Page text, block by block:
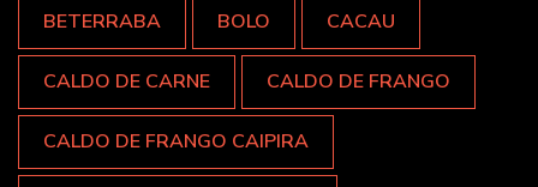
BETERRABA BOLO CACAU
CALDO DE CARNE CALDO DE FRANGO
CALDO DE FRANGO CAIPIRA